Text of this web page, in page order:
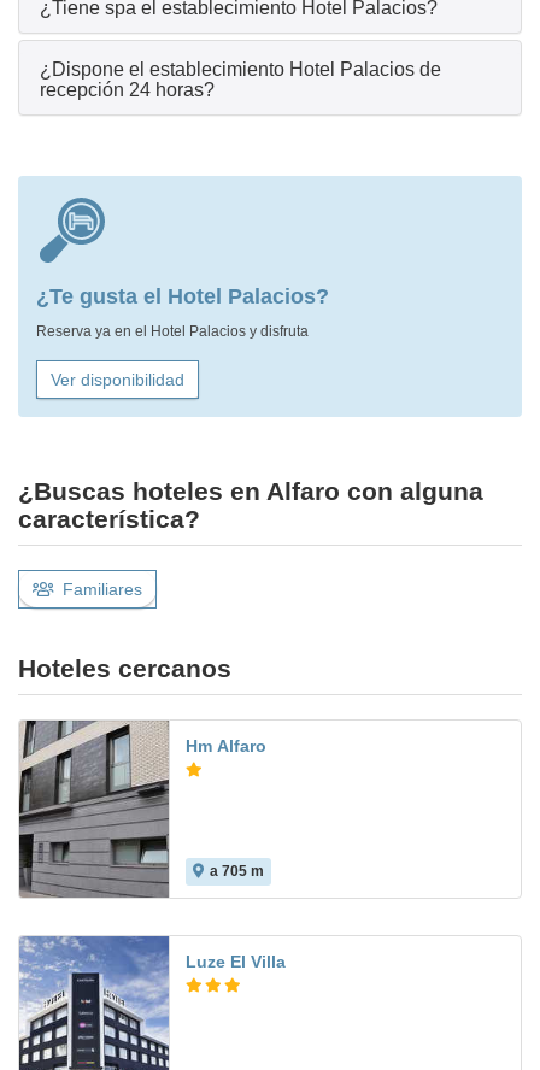
¿Tiene spa el establecimiento Hotel Palacios?
¿Dispone el establecimiento Hotel Palacios de
recepción 24 horas?
¿Te gusta el Hotel Palacios?
Reserva ya en el Hotel Palacios y disfruta
Ver disponibilidad
¿Buscas hoteles en Alfaro con alguna
característica?
Familiares
Hoteles cercanos
Hm Alfaro
a 705 m
Luze El Villa